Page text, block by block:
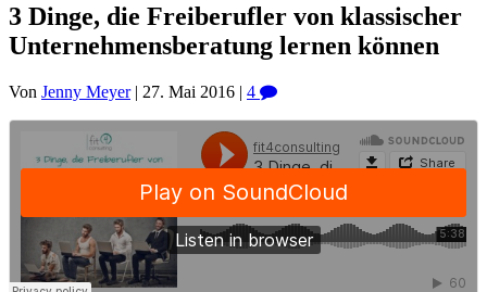
3 Dinge, die Freiberufler von klassischer
Unternehmensberatung lernen können
Von Jenny Meyer| 27. Mai 2016 | 4